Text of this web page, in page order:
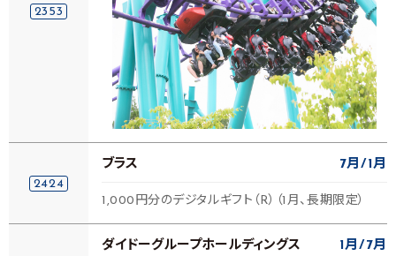
2353
2424
ブラス 7月 1月
1,000円分のデジタルギフト（R）（1月、長期限定）
ダイドーグループホールディングス 1月 7月